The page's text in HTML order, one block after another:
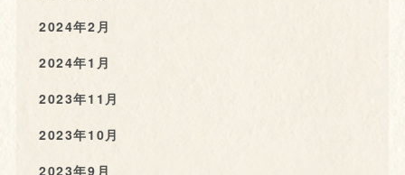
2024年2月
2024年1月
2023年11月
2023年10月
2023年9月